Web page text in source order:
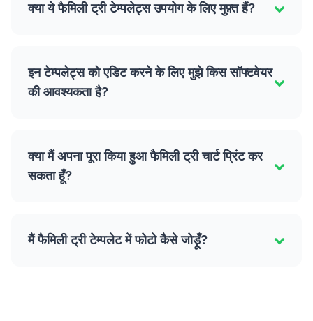
क्या ये फैमिली ट्री टेम्पलेट्स उपयोग के लिए मुफ़्त हैं?
इन टेम्पलेट्स को एडिट करने के लिए मुझे किस सॉफ्टवेयर
की आवश्यकता है?
क्या मैं अपना पूरा किया हुआ फैमिली ट्री चार्ट प्रिंट कर
सकता हूँ?
मैं फैमिली ट्री टेम्पलेट में फोटो कैसे जोड़ूँ?